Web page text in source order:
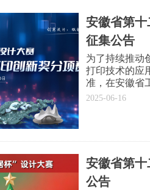
安徽省第
征集公告
为了持续推动
打印技术的应
准，在安徽省
下，国家智能
2025-06-16
安徽省第
公告